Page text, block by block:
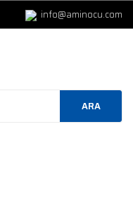
info@aminocu.com
ARA